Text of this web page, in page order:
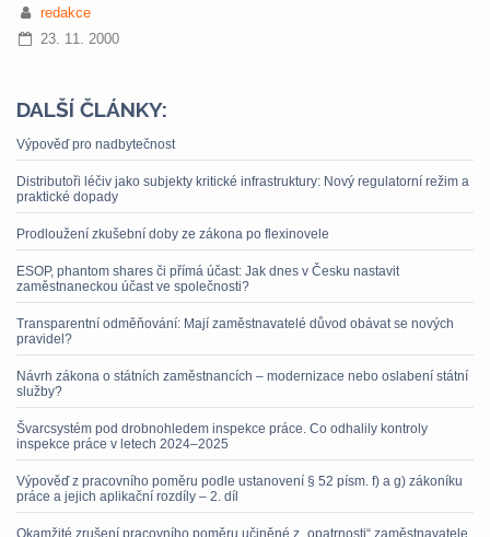
redakce
23. 11. 2000
DALŠÍ ČLÁNKY:
Výpověď pro nadbytečnost
Distributoři léčiv jako subjekty kritické infrastruktury: Nový regulatorní režim a
praktické dopady
Prodloužení zkušební doby ze zákona po flexinovele
ESOP, phantom shares či přímá účast: Jak dnes v Česku nastavit
zaměstnaneckou účast ve společnosti?
Transparentní odměňování: Mají zaměstnavatelé důvod obávat se nových
pravidel?
Návrh zákona o státních zaměstnancích – modernizace nebo oslabení státní
služby?
Švarcsystém pod drobnohledem inspekce práce. Co odhalily kontroly
inspekce práce v letech 2024–2025
Výpověď z pracovního poměru podle ustanovení § 52 písm. f) a g) zákoníku
práce a jejich aplikační rozdíly – 2. díl
Okamžité zrušení pracovního poměru učiněné z „opatrnosti“ zaměstnavatele